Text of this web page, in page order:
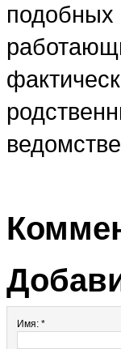
подобных
Имя: *